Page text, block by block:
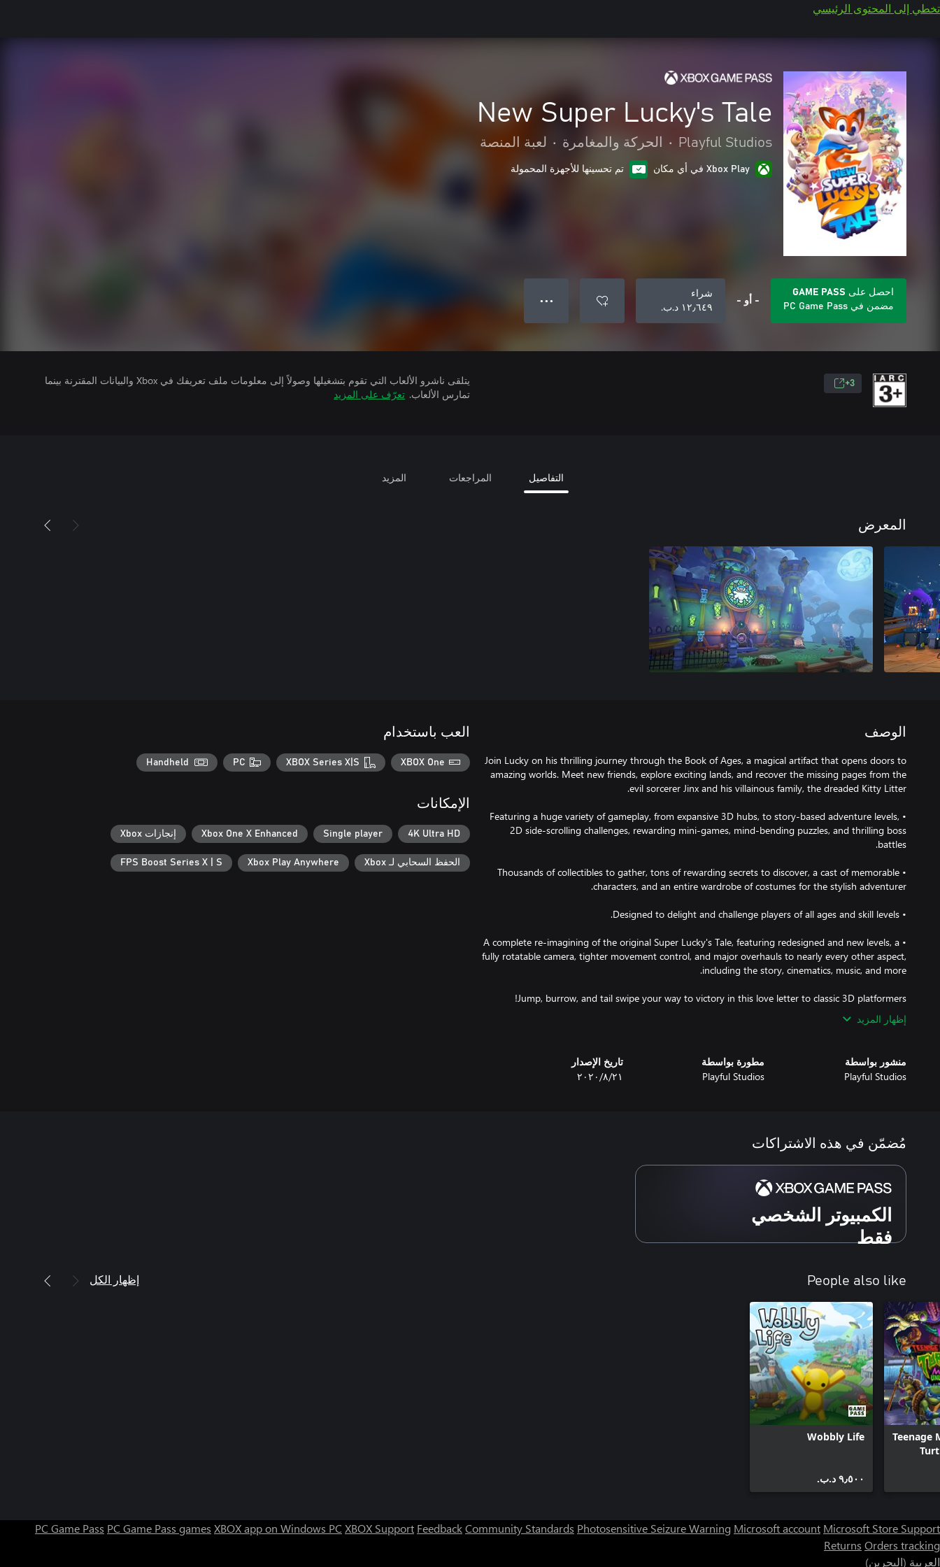
تخطي إلى المحتوى الرئيسي
New Super Lucky's Tale
Playful Studios
• الحركة والمغامرة • لعبة المنصة
Xbox Play في أي مكان تم تحسينها للأجهزة المحمولة
احصل على GAME PASS
مضمن في PC Game Pass
- أو -
شراء
١٢٫٦٤٩ د.ب.‏
● ● ●
3+
يتلقى ناشرو الألعاب التي تقوم بتشغيلها وصولاً إلى معلومات ملف تعريفك في Xbox والبيانات المقترنة بينما
تمارس الألعاب. تعرّف على المزيد
التفاصيل المراجعات المزيد
المعرض
الوصف
Join Lucky on his thrilling journey through the Book of Ages, a magical artifact that opens doors to
amazing worlds. Meet new friends, explore exciting lands, and recover the missing pages from the
• Featuring a huge variety of gameplay, from expansive 3D hubs, to story-based adventure levels,
2D side-scrolling challenges, rewarding mini-games, mind-bending puzzles, and thrilling boss
• Thousands of collectibles to gather, tons of rewarding secrets to discover, a cast of memorable
• A complete re-imagining of the original Super Lucky's Tale, featuring redesigned and new levels, a
fully rotatable camera, tighter movement control, and major overhauls to nearly every other aspect,
Jump, burrow, and tail swipe your way to victory in this love letter to classic 3D platformers!
إظهار المزيد
منشور بواسطة
Playful Studios
مطورة بواسطة
Playful Studios
تاريخ الإصدار
٢١‏/٨‏/٢٠٢٠
العب باستخدام
XBOX One
XBOX Series X|S
PC
Handheld
الإمكانات
4K Ultra HD
Single player
Xbox One X Enhanced إنجازات Xbox
الحفظ السحابي لـ Xbox Xbox Play Anywhere
FPS Boost Series X | S
مُضمّن في هذه الاشتراكات
الكمبيوتر الشخصي
فقط
People also like إظهار الكل
Teenage
Wobbly Life
٩٫٥٠٠ د.ب.‏
PC Game Pass PC Game Pass games XBOX app on Windows PC XBOX Support FeedbackCommunity Standards Photosensitive Seizure Warning Microsoft account Microsoft Store Support
Returns Orders tracking
العربية (البحرين)